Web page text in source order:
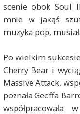
scenie obok Soul
mnie w jakąś
muzyka pop,
Po wielkim
Cherry Bear i
Massive Attack,
poznała Geoffa
współpracowała